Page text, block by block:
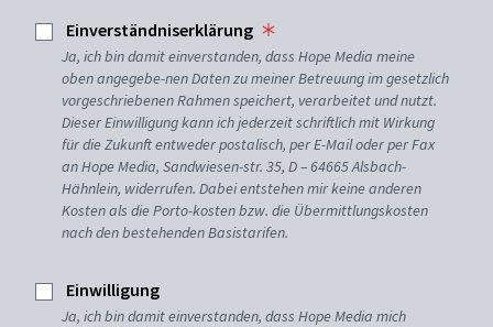
Einverständniserklärung
Ja, ich bin damit einverstanden, dass Hope Media meine
oben angegebe-nen Daten zu meiner Betreuung im gesetzlich
vorgeschriebenen Rahmen speichert, verarbeitet und nutzt.
Dieser Einwilligung kann ich jederzeit schriftlich mit Wirkung
für die Zukunft entweder postalisch, per E-Mail oder per Fax
an Hope Media, Sandwiesen-str. 35, D – 64665 Alsbach-
Hähnlein, widerrufen. Dabei entstehen mir keine anderen
Kosten als die Porto-kosten bzw. die Übermittlungskosten
nach den bestehenden Basistarifen.
Einwilligung
Ja, ich bin damit einverstanden, dass Hope Media mich